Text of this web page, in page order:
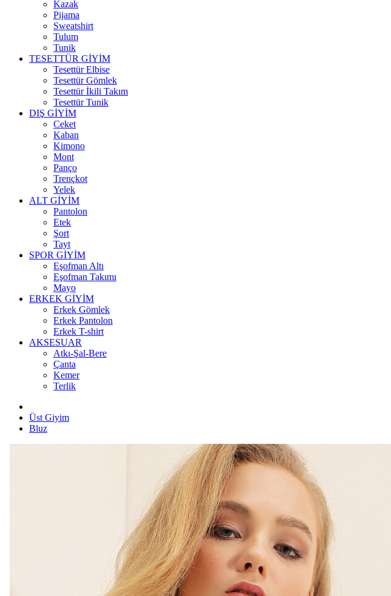
Kazak
Pijama
Sweatshirt
Tulum
Tunik
TESETTÜR GİYİM
Tesettür Elbise
Tesettür Gömlek
Tesettür İkili Takım
Tesettür Tunik
DIŞ GİYİM
Ceket
Kaban
Kimono
Mont
Panço
Trençkot
Yelek
ALT GİYİM
Pantolon
Etek
Şort
Tayt
SPOR GİYİM
Eşofman Altı
Eşofman Takımı
Mayo
ERKEK GİYİM
Erkek Gömlek
Erkek Pantolon
Erkek T-shirt
AKSESUAR
Atkı-Şal-Bere
Çanta
Kemer
Terlik
Üst Giyim
Bluz